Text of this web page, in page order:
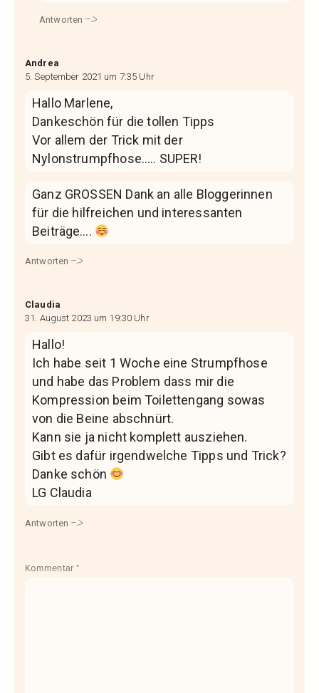
Antworten
Andrea
5. September 2021 um 7:35 Uhr
Hallo Marlene,
Dankeschön für die tollen Tipps
Vor allem der Trick mit der
Nylonstrumpfhose….. SUPER!
Ganz GROSSEN Dank an alle Bloggerinnen
für die hilfreichen und interessanten
Beiträge….
Antworten
Claudia
31. August 2023 um 19:30 Uhr
Hallo!
Ich habe seit 1 Woche eine Strumpfhose
und habe das Problem dass mir die
Kompression beim Toilettengang sowas
von die Beine abschnürt.
Kann sie ja nicht komplett ausziehen.
Gibt es dafür irgendwelche Tipps und Trick?
Danke schön
LG Claudia
Antworten
Kommentar *